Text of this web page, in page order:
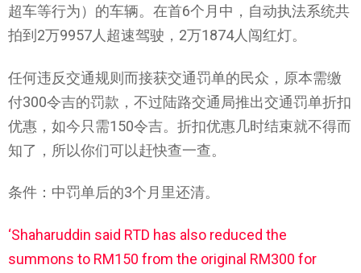
超车等行为）的车辆。在首6个月中，自动执法系统共
拍到2万9957人超速驾驶，2万1874人闯红灯。
任何违反交通规则而接获交通罚单的民众，原本需缴
付300令吉的罚款，不过陆路交通局推出交通罚单折扣
优惠，如今只需150令吉。折扣优惠几时结束就不得而
知了，所以你们可以赶快查一查。
条件：中罚单后的3个月里还清。
‘Shaharuddin said RTD has also reduced the
summons to RM150 from the original RM300 for